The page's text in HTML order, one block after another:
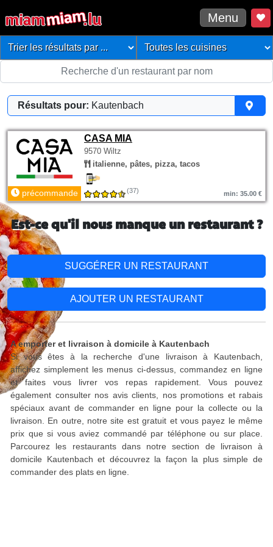
Menu
Résultats pour: Kautenbach
CASA MIA
9570 Wiltz
italienne, pâtes, pizza, tacos
précommande (37) min: 35.00 €
Est-ce qu'il nous manque un restaurant ?
SUGGÉRER UN RESTAURANT
AJOUTER UN RESTAURANT
A emporter et livraison à domicile à Kautenbach
Si vous êtes à la recherche d'une livraison à Kautenbach,
affichez simplement les menus ci-dessus, commandez en ligne
et faites vous livrer vos repas rapidement. Vous pouvez
également consulter nos avis clients, nos promotions et rabais
spéciaux avant de commander en ligne pour la collecte ou la
livraison. En outre, notre site est gratuit et vous payez le même
prix que si vous aviez commandé par téléphone ou sur place.
Parcourez les restaurants dans notre section de livraison à
domicile Kautenbach et découvrez la façon la plus simple de
commander des plats en ligne.